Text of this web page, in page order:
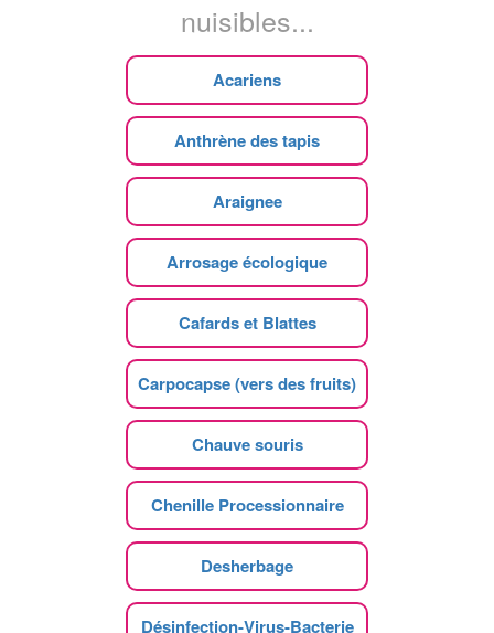
nuisibles...
Acariens
Anthrène des tapis
Araignee
Arrosage écologique
Cafards et Blattes
Carpocapse (vers des fruits)
Chauve souris
Chenille Processionnaire
Desherbage
Désinfection-Virus-Bacterie